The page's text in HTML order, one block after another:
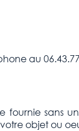
au
sans
objet ou